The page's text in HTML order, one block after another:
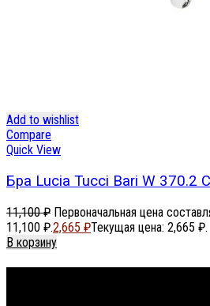
Add to wishlist
Compare
Quick View
Бра Lucia Tucci Bari W 370.2
11,100₽ Первоначальная цена
11,100 ₽.2,665 ₽Текущая цена: 2,665 ₽.
В корзину